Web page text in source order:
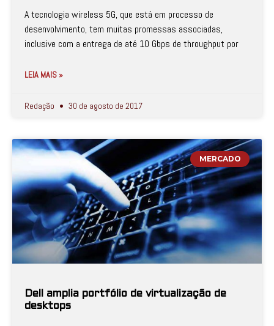
A tecnologia wireless 5G, que está em processo de
desenvolvimento, tem muitas promessas associadas,
inclusive com a entrega de até 10 Gbps de throughput por
LEIA MAIS »
Redação 30 de agosto de 2017
MERCADO
Dell amplia portfólio de virtualização de
desktops